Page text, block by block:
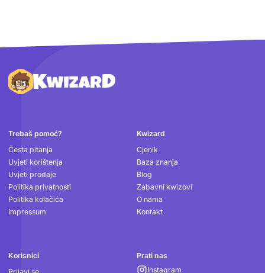
Podnožje
Trebaš pomoć?
Česta pitanja
Uvjeti korištenja
Uvjeti prodaje
Politika privatnosti
Politika kolačića
Impressum
Kwizard
Cjenik
Baza znanja
Blog
Zabavni kwizovi
O nama
Kontakt
Korisnici
Prati nas
Instagram